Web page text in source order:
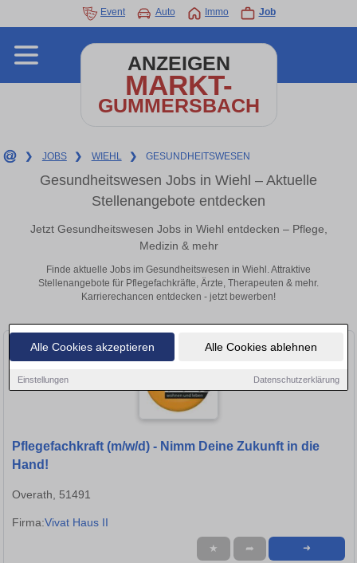
Alle Cookies akzeptieren Alle Cookies ablehnen
Einstellungen Datenschutzerklärung
Event Auto Immo Job
ANZEIGEN
MARKT-
GUMMERSBACH
❯ JOBS ❯ WIEHL ❯ GESUNDHEITSWESEN
Gesundheitswesen Jobs in Wiehl – Aktuelle
Stellenangebote entdecken
Jetzt Gesundheitswesen Jobs in Wiehl entdecken – Pflege,
Medizin & mehr
Finde aktuelle Jobs im Gesundheitswesen in Wiehl. Attraktive
Stellenangebote für Pflegefachkräfte, Ärzte, Therapeuten & mehr.
Karrierechancen entdecken - jetzt bewerben!
Pflegefachkraft (m/w/d) - Nimm Deine Zukunft in die
Hand!
Overath, 51491
Firma:Vivat Haus II
★ ➦ ➜